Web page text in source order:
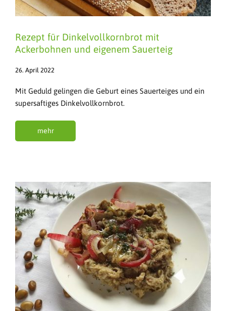
Rezept für Dinkelvollkornbrot mit
Ackerbohnen und eigenem Sauerteig
26. April 2022
Mit Geduld gelingen die Geburt eines Sauerteiges und ein
supersaftiges Dinkelvollkornbrot.
mehr